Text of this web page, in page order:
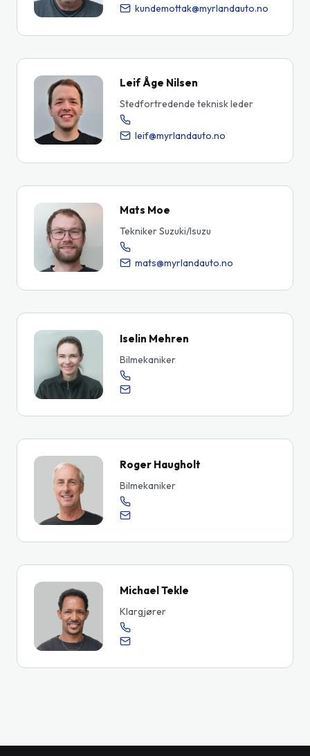
kundemottak@myrlandauto.no
Leif Åge Nilsen
Stedfortredende teknisk leder
leif@myrlandauto.no
Mats Moe
Tekniker Suzuki/Isuzu
mats@myrlandauto.no
Iselin Mehren
Bilmekaniker
Roger Haugholt
Bilmekaniker
Michael Tekle
Klargjører